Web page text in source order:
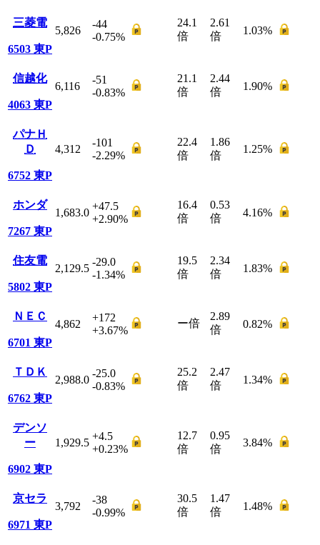
三菱電
6503 東P
5,826
-44
-0.75%
24.1
倍
2.61
倍
1.03%
信越化
4063 東P
6,116
-51
-0.83%
21.1
倍
2.44
倍
1.90%
パナＨ
Ｄ
6752 東P
4,312
-101
-2.29%
22.4
倍
1.86
倍
1.25%
ホンダ
7267 東P
1,683.0
+47.5
+2.90%
16.4
倍
0.53
倍
4.16%
住友電
5802 東P
2,129.5
-29.0
-1.34%
19.5
倍
2.34
倍
1.83%
ＮＥＣ
6701 東P
4,862
+172
+3.67%
ー倍
2.89
倍
0.82%
ＴＤＫ
6762 東P
2,988.0
-25.0
-0.83%
25.2
倍
2.47
倍
1.34%
デンソ
ー
6902 東P
1,929.5
+4.5
+0.23%
12.7
倍
0.95
倍
3.84%
京セラ
6971 東P
3,792
-38
-0.99%
30.5
倍
1.47
倍
1.48%